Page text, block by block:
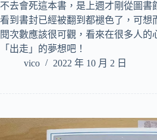
不去會死這本書，是上週才剛從圖書
看到書封已經被翻到都褪色了，可想
閱次數應該很可觀，看來在很多人的
「出走」的夢想吧！
vico
2022 年 10 月 2 日